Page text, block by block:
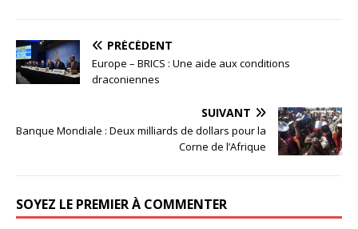
PRÉCÉDENT
Europe – BRICS : Une aide aux conditions
draconiennes
SUIVANT
Banque Mondiale : Deux milliards de dollars pour la
Corne de l’Afrique
SOYEZ LE PREMIER À COMMENTER